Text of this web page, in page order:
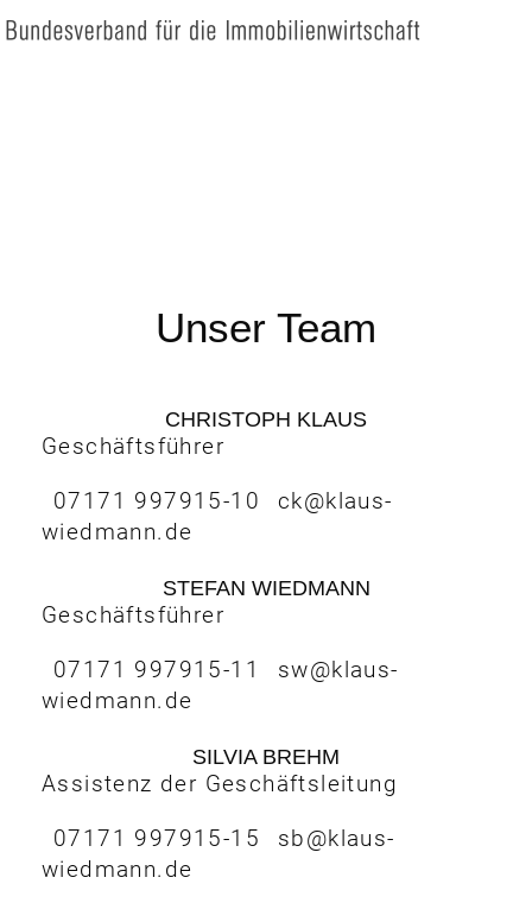
Unser Team
CHRISTOPH KLAUS
Geschäftsführer
07171 997915-10
ck@klaus-
wiedmann.de
STEFAN WIEDMANN
Geschäftsführer
07171 997915-11
sw@klaus-
wiedmann.de
SILVIA BREHM
Assistenz der Geschäftsleitung
07171 997915-15
sb@klaus-
wiedmann.de